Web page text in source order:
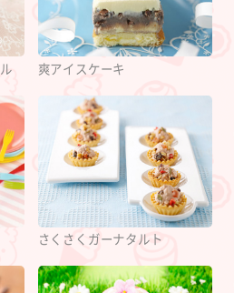
爽アイスケーキ
さくさくガーナタルト